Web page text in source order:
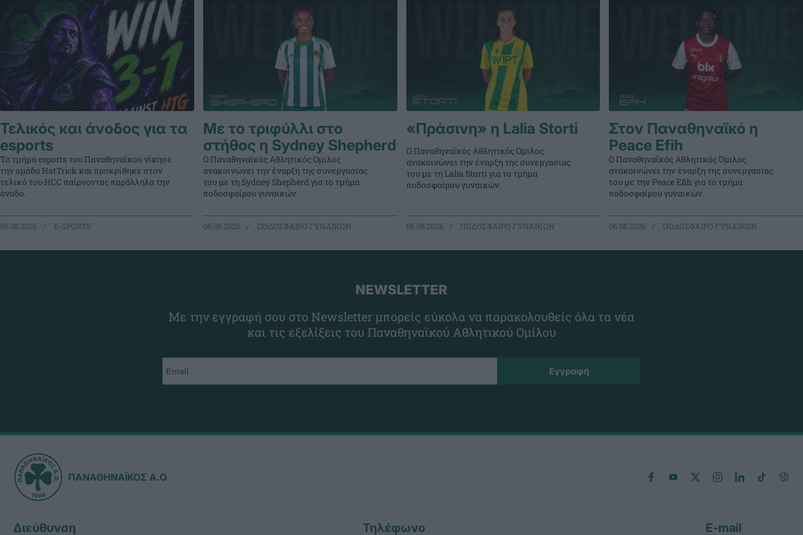
Τελικός και άνοδος για τα
esports
Το τμήμα esports του Παναθηναϊκού νίκησε
την ομάδα HatTrick και προκρίθηκε στον
τελικό του HCC παίρνοντας παράλληλα την
άνοδο.
06.08.2026 E-SPORTS
Με το τριφύλλι στο
στήθος η Sydney Shepherd
Ο Παναθηναϊκός Αθλητικός Όμιλος
ανακοινώνει την έναρξη της συνεργασίας
του με τη Sydney Shepherd για το τμήμα
ποδοσφαίρου γυναικών.
06.08.2026 ΠΟΔΟΣΦΑΙΡΟ ΓΥΝΑΙΚΩΝ
«Πράσινη» η Lalia Storti
Ο Παναθηναϊκός Αθλητικός Όμιλος
ανακοινώνει την έναρξη της συνεργασίας
του με τη Lalia Storti για το τμήμα
ποδοσφαίρου γυναικών.
06.08.2026 ΠΟΔΟΣΦΑΙΡΟ ΓΥΝΑΙΚΩΝ
Στον Παναθηναϊκό η
Peace Efih
Ο Παναθηναϊκός Αθλητικός Όμιλος
ανακοινώνει την έναρξη της συνεργασίας
του με την Peace Efih για το τμήμα
ποδοσφαίρου γυναικών.
06.08.2026 ΠΟΔΟΣΦΑΙΡΟ ΓΥΝΑΙΚΩΝ
NEWSLETTER
Με την εγγραφή σου στο Newsletter μπορείς εύκολα να παρακολουθείς όλα τα νέα
και τις εξελίξεις του Παναθηναϊκού Αθλητικού Ομίλου
ΠΑΝΑΘΗΝΑΪΚΟΣ Α.Ο.
Διεύθυνση Τηλέφωνο E-mail